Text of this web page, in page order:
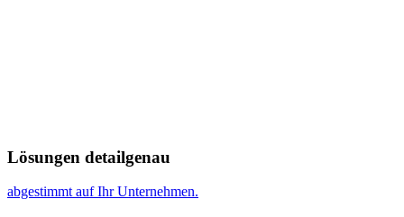
Lösungen detailgenau
abgestimmt auf Ihr Unternehmen.